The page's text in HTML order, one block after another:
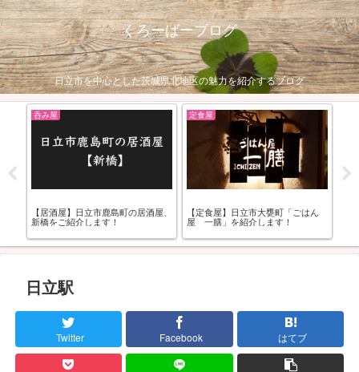
くろーばーブログ
日立市を中心とした茨城県北地区の魅力を紹介するブログ
呑み屋
【居酒屋】日立市鹿島町の居酒屋、
新橋をご紹介します！
定食屋
【定食屋】日立市大甕町「ごはん
屋 一膳」を紹介します！
日立駅
Twitter Facebook はてブ